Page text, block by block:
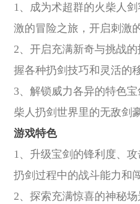
1、成为术超群的火柴人
激的冒险之旅，开启刺激
2、开启充满新奇与挑战
握各种扔剑技巧和灵活的
3、解锁威力各异的特色
柴人扔剑世界里的无敌剑豪
游戏特色
1、升级宝剑的锋利度、
扔剑过程中的战斗能力和
2、探索充满惊喜的神秘